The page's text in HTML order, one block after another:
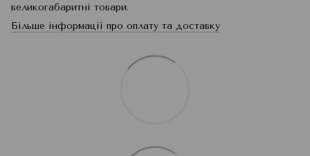
великогабаритні товари.
Більше інформації про оплату та доставку